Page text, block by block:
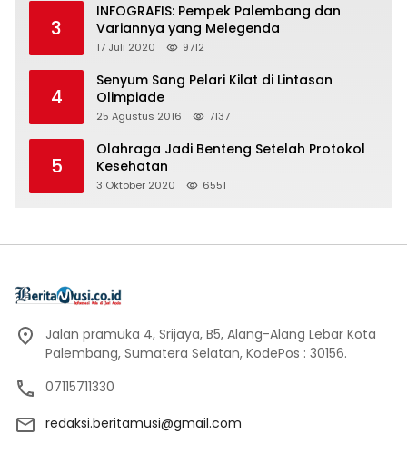
3
INFOGRAFIS: Pempek Palembang dan
Variannya yang Melegenda
17 Juli 2020 9712
4
Senyum Sang Pelari Kilat di Lintasan
Olimpiade
25 Agustus 2016 7137
5
Olahraga Jadi Benteng Setelah Protokol
Kesehatan
3 Oktober 2020 6551
Jalan pramuka 4, Srijaya, B5, Alang-Alang Lebar Kota
Palembang, Sumatera Selatan, KodePos : 30156.
07115711330
redaksi.beritamusi@gmail.com